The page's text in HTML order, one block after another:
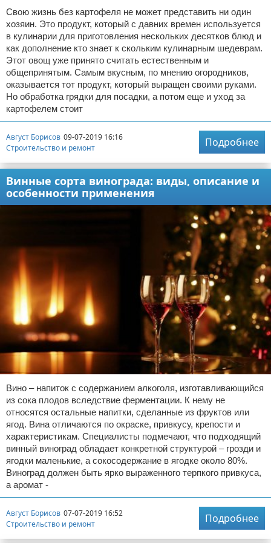
Свою жизнь без картофеля не может представить ни один
хозяин. Это продукт, который с давних времен используется
в кулинарии для приготовления нескольких десятков блюд и
как дополнение кто знает к скольким кулинарным шедеврам.
Этот овощ уже принято считать естественным и
общепринятым. Самым вкусным, по мнению огородников,
оказывается тот продукт, который выращен своими руками.
Но обработка грядки для посадки, а потом еще и уход за
картофелем стоит
Август Борисов 09-07-2019 16:16
Строительство и ремонт
Подробнее
Винные сорта винограда: виды, описание и
особенности применения
Вино – напиток с содержанием алкоголя, изготавливающийся
из сока плодов вследствие ферментации. К нему не
относятся остальные напитки, сделанные из фруктов или
ягод. Вина отличаются по окраске, привкусу, крепости и
характеристикам. Специалисты подмечают, что подходящий
винный виноград обладает конкретной структурой – грозди и
ягодки маленькие, а сокосодержание в ягодке около 80%.
Виноград должен быть ярко выраженного терпкого привкуса,
а аромат -
Август Борисов 07-07-2019 16:52
Строительство и ремонт
Подробнее